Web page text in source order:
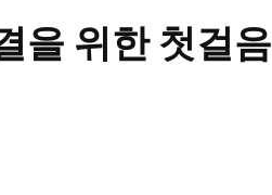
을 위한 첫걸음